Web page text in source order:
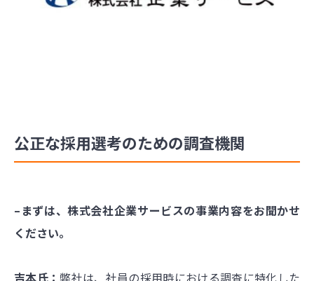
公正な採用選考のための調査機関
–まずは、株式会社企業サービスの事業内容をお聞かせ
ください。